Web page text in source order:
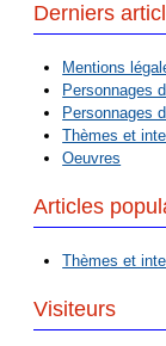
Derniers
Mentions
Personnages
Personnages
Thèmes et
Oeuvres
Articles
Thèmes et
Visiteurs